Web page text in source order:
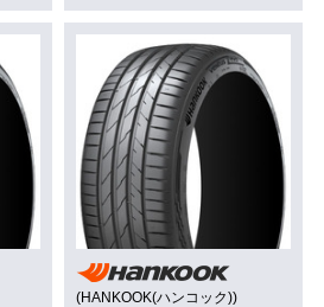
(HANKOOK(ハンコック))